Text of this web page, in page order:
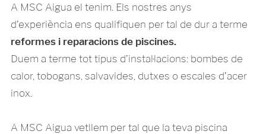
A MSC Aigua el tenim. Els nostres anys
d’experiència ens qualifiquen per tal de dur a terme
reformes i reparacions de piscines.
Duem a terme tot tipus d’instal·lacions: bombes de
calor, tobogans, salvavides, dutxes o escales d’acer
inox.
A MSC Aigua vetllem per tal que la teva piscina